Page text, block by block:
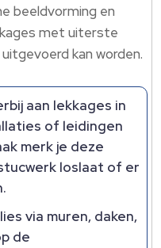
beeldvorming en
met uiterste
kan worden.
aan lekkages in
of leidingen
merk je deze
loslaat of er
via muren, daken,
de